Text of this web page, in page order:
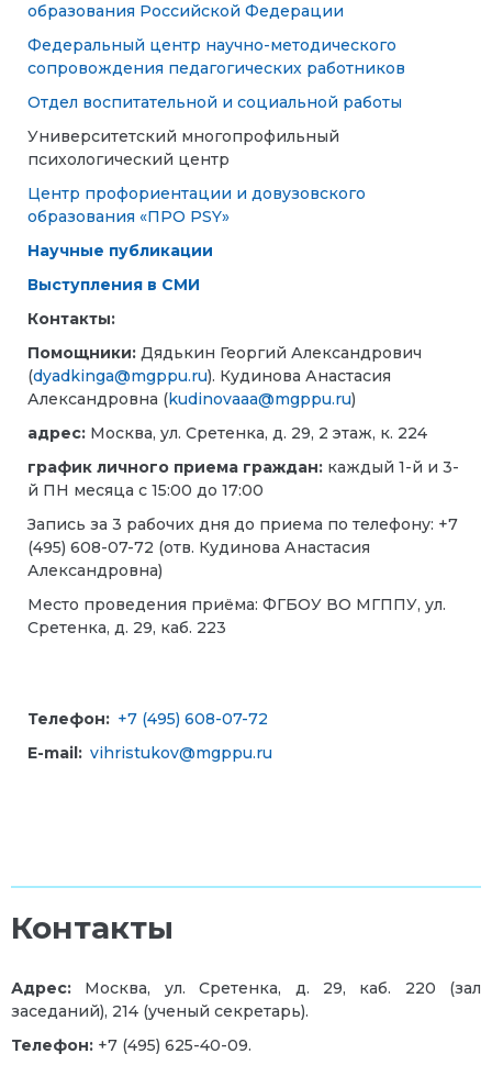
образования Российской Федерации
Федеральный центр научно-методического
сопровождения педагогических работников
Отдел воспитательной и социальной работы
Университетский многопрофильный
психологический центр
Центр профориентации и довузовского
образования «ПРО PSY»
Научные публикации
Выступления в СМИ
Контакты:
Помощники: Дядькин Георгий Александрович
(dyadkinga@mgppu.ru). Кудинова Анастасия
Александровна (kudinovaaa@mgppu.ru)
адрес: Москва, ул. Сретенка, д. 29, 2 этаж, к. 224
график личного приема граждан: каждый 1-й и 3-
й ПН месяца с 15:00 до 17:00
Запись за 3 рабочих дня до приема по телефону: +7
(495) 608-07-72 (отв. Кудинова Анастасия
Александровна)
Место проведения приёма: ФГБОУ ВО МГППУ, ул.
Сретенка, д. 29, каб. 223
Телефон: +7 (495) 608-07-72
E-mail: vihristukov@mgppu.ru
Контакты
Адрес: Москва, ул. Сретенка, д. 29, каб. 220 (зал
заседаний), 214 (ученый секретарь).
Телефон: +7 (495) 625-40-09.